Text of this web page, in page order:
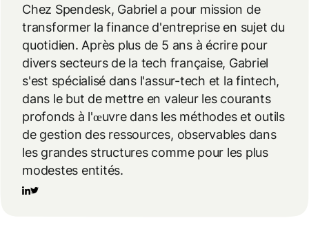
Chez Spendesk, Gabriel a pour mission de
transformer la finance d'entreprise en sujet du
quotidien. Après plus de 5 ans à écrire pour
divers secteurs de la tech française, Gabriel
s'est spécialisé dans l'assur-tech et la fintech,
dans le but de mettre en valeur les courants
profonds à l'œuvre dans les méthodes et outils
de gestion des ressources, observables dans
les grandes structures comme pour les plus
modestes entités.